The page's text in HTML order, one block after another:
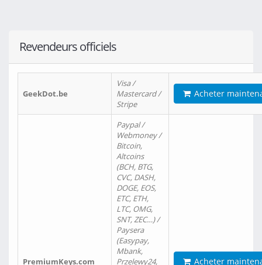
Revendeurs officiels
GeekDot.be
Visa /
Mastercard /
Stripe
Acheter
PremiumKeys.com
Paypal /
Webmoney /
Bitcoin,
Altcoins
(BCH, BTG,
CVC, DASH,
DOGE, EOS,
ETC, ETH,
LTC, OMG,
SNT, ZEC…) /
Paysera
(Easypay,
Mbank,
Przelewy24,
Acheter